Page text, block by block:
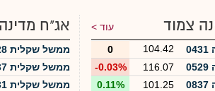
צמוד
עוד >
104.42
0
116.07
-0.03%
101.25
0.11%
אג"ח
ממשל שקלית 0928
ממשל שקלית 0537
ממשל שקלית 0731